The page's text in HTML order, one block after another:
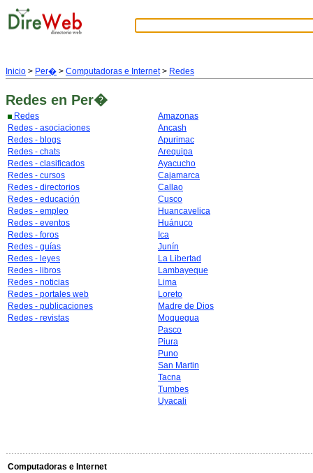
Inicio > Per� > Computadoras e Internet> Redes
Redes en Per�
Redes
Redes - asociaciones
Redes - blogs
Redes - chats
Redes - clasificados
Redes - cursos
Redes - directorios
Redes - educación
Redes - empleo
Redes - eventos
Redes - foros
Redes - guías
Redes - leyes
Redes - libros
Redes - noticias
Redes - portales web
Redes - publicaciones
Redes - revistas
Amazonas
Ancash
Apurimac
Arequipa
Ayacucho
Cajamarca
Callao
Cusco
Huancavelica
Huánuco
Ica
Junín
La Libertad
Lambayeque
Lima
Loreto
Madre de Dios
Moquegua
Pasco
Piura
Puno
San Martin
Tacna
Tumbes
Uyacali
Computadoras e Internet